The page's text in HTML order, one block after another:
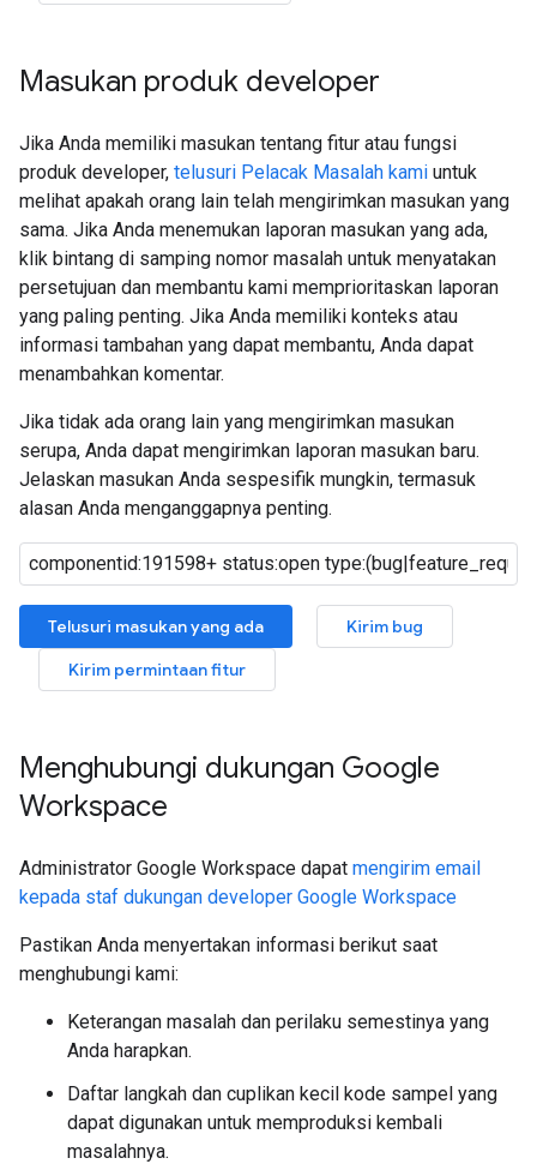
Masukan produk developer
Jika Anda memiliki masukan tentang fitur atau fungsi
produk developer, telusuri Pelacak Masalah kami untuk
melihat apakah orang lain telah mengirimkan masukan yang
sama. Jika Anda menemukan laporan masukan yang ada,
klik bintang di samping nomor masalah untuk menyatakan
persetujuan dan membantu kami memprioritaskan laporan
yang paling penting. Jika Anda memiliki konteks atau
informasi tambahan yang dapat membantu, Anda dapat
menambahkan komentar.
Jika tidak ada orang lain yang mengirimkan masukan
serupa, Anda dapat mengirimkan laporan masukan baru.
Jelaskan masukan Anda sespesifik mungkin, termasuk
alasan Anda menganggapnya penting.
Telusuri masukan yang ada
Kirim bug
Kirim permintaan fitur
Menghubungi dukungan Google
Workspace
Administrator Google Workspace dapat mengirim email
kepada staf dukungan developer Google Workspace
Pastikan Anda menyertakan informasi berikut saat
menghubungi kami:
Keterangan masalah dan perilaku semestinya yang
Anda harapkan.
Daftar langkah dan cuplikan kecil kode sampel yang
dapat digunakan untuk memproduksi kembali
masalahnya.